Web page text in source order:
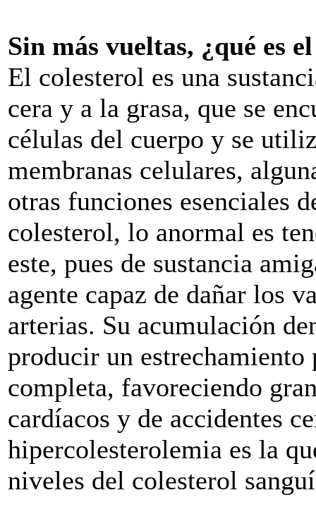
Sin más vueltas, ¿qué es
El colesterol es una
cera y a la grasa, que se
células del cuerpo y se
membranas celulares,
otras funciones esenciales
colesterol, lo anormal es
este, pues de sustancia
agente capaz de dañar los
arterias. Su acumulación
producir un estrechamiento
completa, favoreciendo
cardíacos y de accidentes
hipercolesterolemia es la
niveles del colesterol